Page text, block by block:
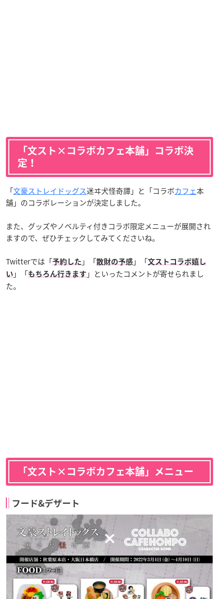
「文スト×コラボカフェ本舗」コラボ決
定！
「文豪ストレイドッグス迷ヰ犬怪奇譚」と「コラボカフェ本
舗」のコラボレーションが決定しました。
また、グッズやノベルティ付きコラボ限定メニューが展開され
ますので、ぜひチェックしてみてくださいね。
Twitterでは「予約した 」「散財の予感 」「文ストコラボ嬉し
い 」「もちろん行きます 」といったコメントが寄せられまし
た。
「文スト×コラボカフェ本舗」メニュー
フード&デザート